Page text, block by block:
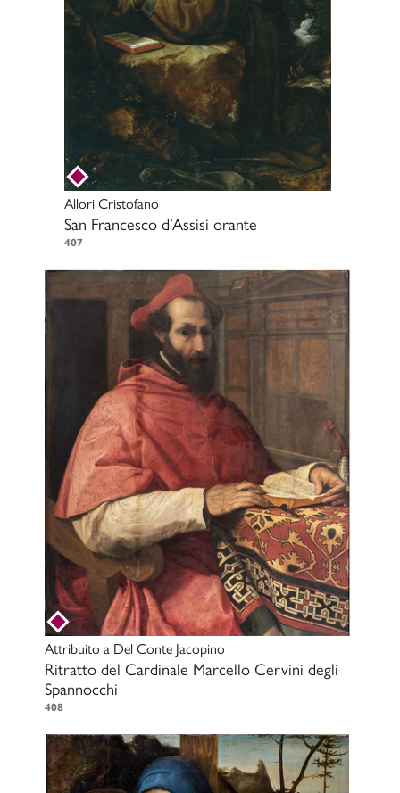
Allori Cristofano
San Francesco d’Assisi orante
407
Attribuito a Del Conte Jacopino
Ritratto del Cardinale Marcello Cervini degli
Spannocchi
408